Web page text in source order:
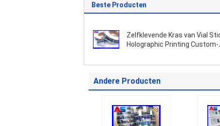
Beste Producten
Zelfklevende Kras van Vial
Holographic Printing Custom-
Andere Producten